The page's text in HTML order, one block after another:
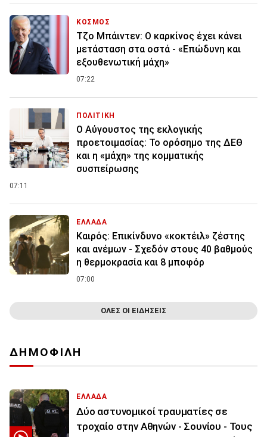
ΚΟΣΜΟΣ
Τζο Μπάιντεν: Ο καρκίνος έχει κάνει
μετάσταση στα οστά - «Επώδυνη και
εξουθενωτική μάχη»
07:22
ΠΟΛΙΤΙΚΗ
Ο Αύγουστος της εκλογικής
προετοιμασίας: Το ορόσημο της ΔΕΘ
και η «μάχη» της κομματικής
συσπείρωσης
07:11
ΕΛΛΑΔΑ
Καιρός: Επικίνδυνο «κοκτέιλ» ζέστης
και ανέμων - Σχεδόν στους 40 βαθμούς
η θερμοκρασία και 8 μποφόρ
07:00
ΟΛΕΣ ΟΙ ΕΙΔΗΣΕΙΣ
ΔΗΜΟΦΙΛΗ
ΕΛΛΑΔΑ
Δύο αστυνομικοί τραυματίες σε
τροχαίο στην Αθηνών - Σουνίου - Τους